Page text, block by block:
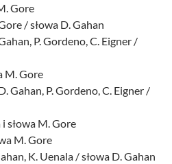
Gore
/ słowa D. Gahan
P. Gordeno, C. Eigner /
M. Gore
Gahan, P. Gordeno, C. Eigner /
słowa M. Gore
M. Gore
K. Uenala / słowa D. Gahan